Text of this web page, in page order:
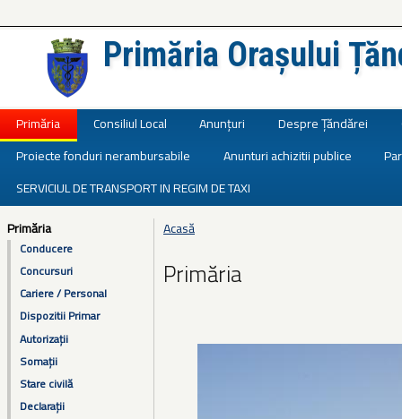
Primăria Orașului
Primăria Consiliul Local Anunțuri Despre Țăndărei
Proiecte fonduri nerambursabile
Anunturi achizitii publice
SERVICIUL DE TRANSPORT IN REGIM DE TAXI
Primăria
Conducere
Concursuri
Cariere / Personal
Dispozitii Primar
Autorizații
Somații
Stare civilă
Declarații
Eşti aici
Acasă
Primăria